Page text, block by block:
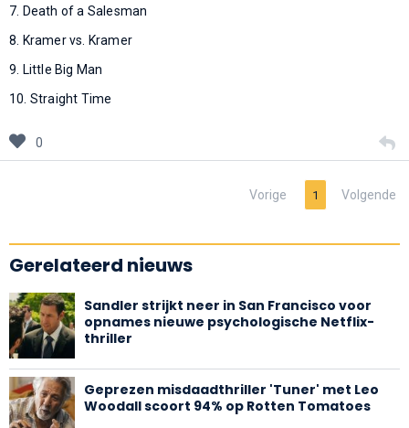
7. Death of a Salesman
8. Kramer vs. Kramer
9. Little Big Man
10. Straight Time
0
Vorige 1 Volgende
Gerelateerd nieuws
Sandler strijkt neer in San Francisco voor
opnames nieuwe psychologische Netflix-
thriller
Geprezen misdaadthriller 'Tuner' met Leo
Woodall scoort 94% op Rotten Tomatoes